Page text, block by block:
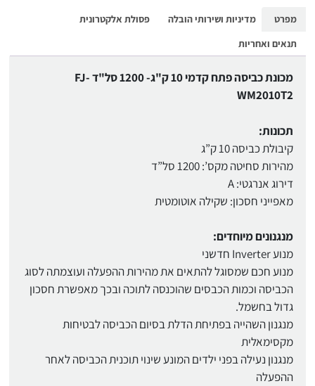
מפרט מדיניות ושירותי הובלה
פסולת אלקטרונית
תנאים ואחריות
מכונת כביסה פתח קדמי 10 ק"ג- 1200 סל"ד FJ-
WM2010T2
תכונות:
קיבולת כביסה 10 ק”ג
מהירות סחיטה מקס’: 1200 סל”ד
דירוג אנרגטי: A
מאפייני חסכון: שקילה אוטומטית
מנגנונים מיוחדים:
מנוע Inverter חדשני
מנוע חכם שמסוגל להתאים את מהירות ההפעלה ועוצמתה לסוג
הכביסה וכמות הכבסים שהוכנסה לתוכה ובכך מאפשרת חסכון
גדול בחשמל.
מנגנון השהייה בפתיחת הדלת בסיום הכביסה לבטיחות
מקסימאלית
מנגנון נעילה בפני ילדים המונע שינוי תוכנית הכביסה לאחר
ההפעלה